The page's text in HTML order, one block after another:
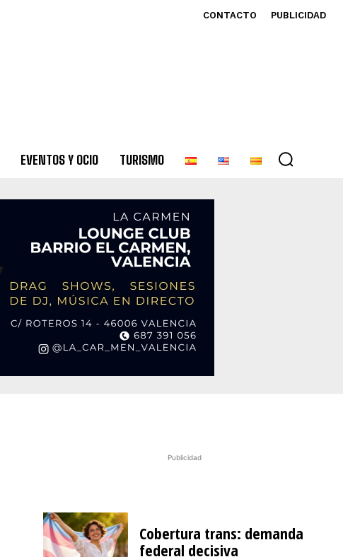
CONTACTO PUBLICIDAD
EVENTOS Y OCIO TURISMO
Publicidad
Cobertura trans: demanda
federal decisiva